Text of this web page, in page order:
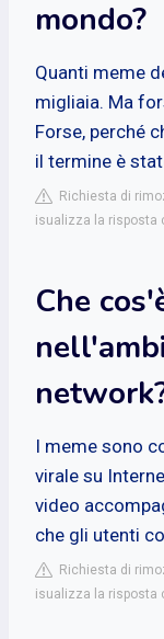
mondo?
Quanti meme
migliaia. Ma
Forse, perché
il termine è
Richiesta di
isualizza la risposta
Che
I meme sono
virale su
video
che gli utenti
Richiesta di
isualizza la risposta